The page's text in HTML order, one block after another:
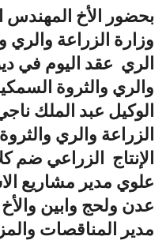
بحضور الأخ المهندس
وزارة الزراعة والري
الري عقد اليوم في
والري والثروة
الوكيل عبد الملك
الزراعة والري
الإنتاج الزراعي
علوي مدير مشاريع
عدن ولحج وابين
مدير المناقصات